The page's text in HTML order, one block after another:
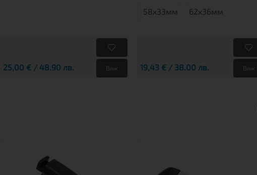
25,00 € / 48.90 лв. Виж
58x33мм 62x36мм
19,43 € / 38.00 лв. Виж